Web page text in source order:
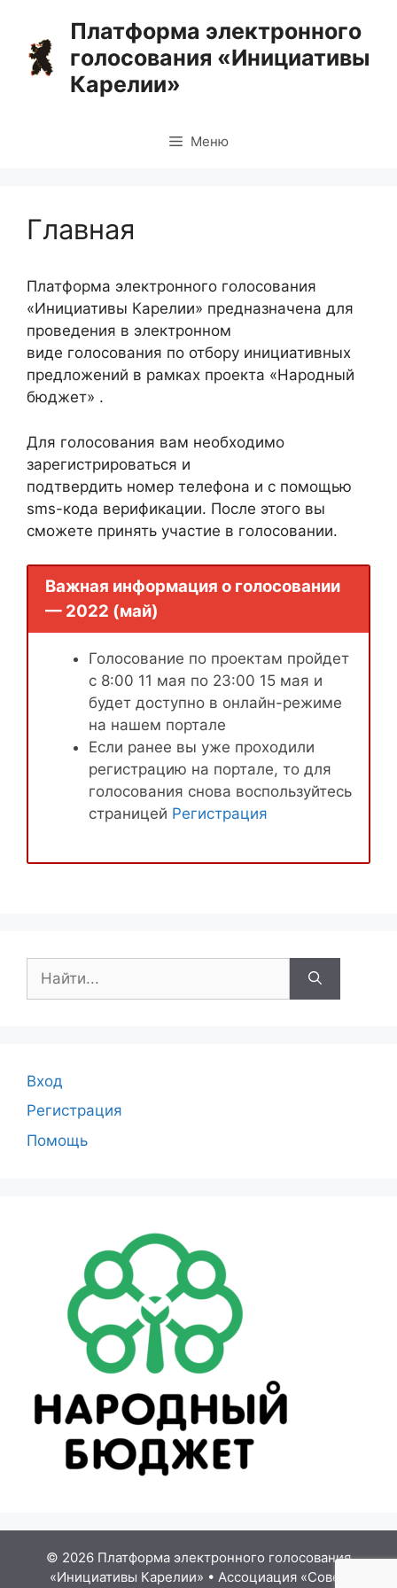
содержимому
Платформа электронного
голосования «Инициативы
Карелии»
Меню
Главная
Платформа электронного голосования
«Инициативы Карелии» предназначена для
проведения в электронном
виде голосования по отбору инициативных
предложений в рамках проекта «Народный
бюджет» .
Для голосования вам необходимо
зарегистрироваться и
подтвердить номер телефона и с помощью
sms-кода верификации. После этого вы
сможете принять участие в голосовании.
Важная информация о голосовании
— 2022 (май)
Голосование по проектам пройдет
с 8:00 11 мая по 23:00 15 мая и
будет доступно в онлайн-режиме
на нашем портале
Если ранее вы уже проходили
регистрацию на портале, то для
голосования снова воспользуйтесь
страницей Регистрация
Вход
Регистрация
Помощь
© 2026 Платформа электронного голосования
«Инициативы Карелии» • Ассоциация «Совет